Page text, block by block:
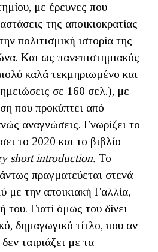
με έρευνες που
της αποικιοκρατίας
πολιτισμική ιστορία της
Και ως πανεπιστημιακός
καλά τεκμηριωμένο και
σε 160 σελ.), με
που προκύπτει από
αναγνώσεις. Γνωρίζει το
το 2020 και το βιβλίο
short introduction. Το
πραγματεύεται στενά
με την αποικιακή Γαλλία,
του. Γιατί όμως του δίνει
δημαγωγικό τίτλο, που αν
ταιριάζει με τα